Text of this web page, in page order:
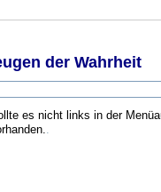
der Wahrheit
es nicht links in der
.